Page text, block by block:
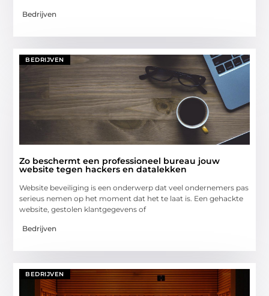
Bedrijven
BEDRIJVEN
Zo beschermt een professioneel bureau jouw
website tegen hackers en datalekken
Website beveiliging is een onderwerp dat veel ondernemers pas
serieus nemen op het moment dat het te laat is. Een gehackte
website, gestolen klantgegevens of
Bedrijven
BEDRIJVEN